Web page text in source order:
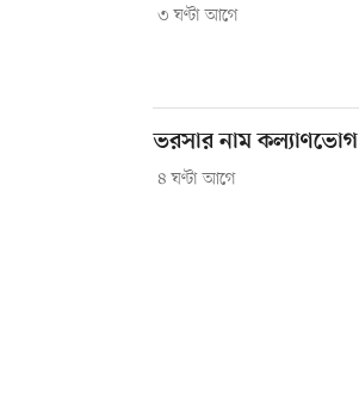
৩ ঘণ্টা আগে
ভরসার নাম কল্যাণভোগ
৪ ঘণ্টা আগে